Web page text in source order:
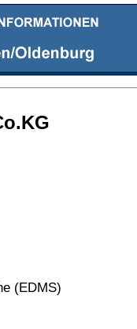
(EDMS)